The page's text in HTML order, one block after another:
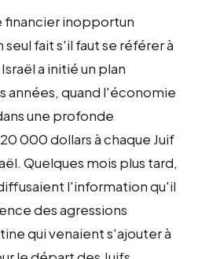
inopportun
seul fait s'il faut se référer à
a initié un plan
années, quand l'économie
une profonde
000 dollars à chaque Juif
Quelques mois plus tard,
l'information qu'il
des agressions
qui venaient s'ajouter à